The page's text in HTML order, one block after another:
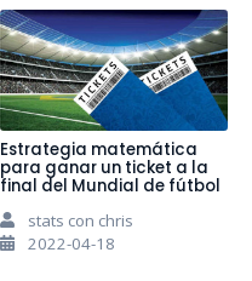
Estrategia matemática
para ganar un ticket a la
final del Mundial de fútbol
stats con chris
2022-04-18